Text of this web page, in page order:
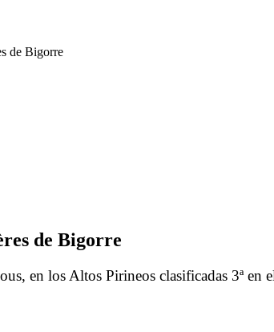
de Bigorre
de Bigorre
en los Altos Pirineos clasificadas 3ª